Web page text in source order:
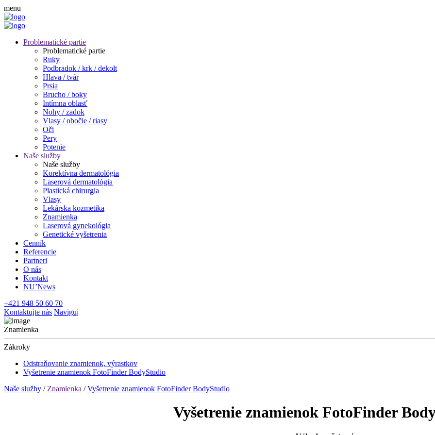
menu
Problematické partie
Problematické partie
Ruky
Podbradok / krk / dekolt
Hlava / tvár
Prsia
Brucho / boky
Intímna oblasť
Nohy / zadok
Vlasy / obočie / riasy
Oči
Pery
Potenie
Naše služby
Naše služby
Korektívna dermatológia
Laserová dermatológia
Plastická chirurgia
Vlasy
Lekárska kozmetika
Znamienka
Laserová gynekológia
Genetické vyšetrenia
Cenník
Referencie
Partneri
O nás
Kontakt
NU’News
+421 948 50 60 70
Kontaktujte nás Naviguj
Znamienka
Zákroky
Odstraňovanie znamienok, výrastkov
Vyšetrenie znamienok FotoFinder BodyStudio
Naše služby / Znamienka / Vyšetrenie znamienok FotoFinder BodyStudio
Vyšetrenie znamienok FotoFinder